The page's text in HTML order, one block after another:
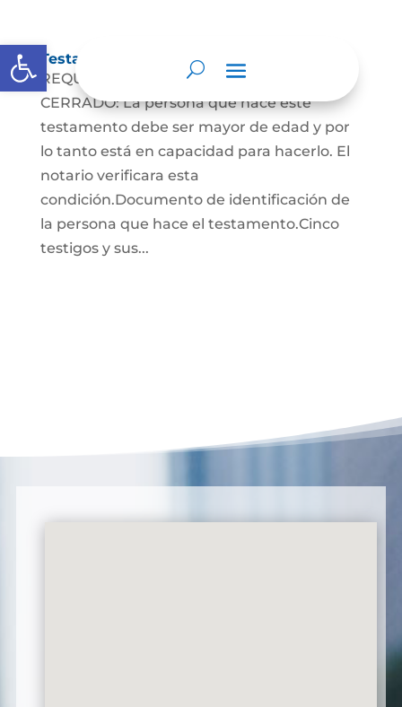
Abrir barra de herramientas
Testamento Cerrado
REQUISITOS PARA EL TESTAMENTO
CERRADO: La persona que hace este
testamento debe ser mayor de edad y por
lo tanto está en capacidad para hacerlo. El
notario verificara esta
condición.Documento de identificación de
la persona que hace el testamento.Cinco
testigos y sus...